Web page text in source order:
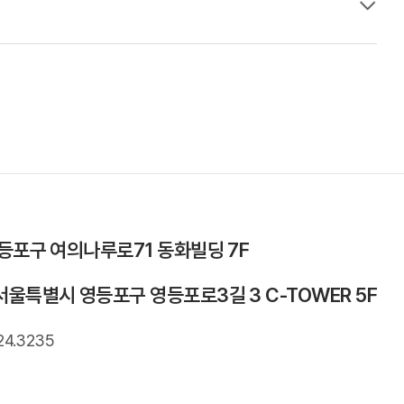
구 여의나루로71 동화빌딩 7F
특별시 영등포구 영등포로3길 3 C-TOWER 5F